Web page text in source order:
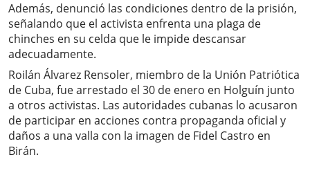
Además, denunció las condiciones dentro de la prisión,
señalando que el activista enfrenta una plaga de
chinches en su celda que le impide descansar
adecuadamente.
Roilán Álvarez Rensoler, miembro de la Unión Patriótica
de Cuba, fue arrestado el 30 de enero en Holguín junto
a otros activistas. Las autoridades cubanas lo acusaron
de participar en acciones contra propaganda oficial y
daños a una valla con la imagen de Fidel Castro en
Birán.